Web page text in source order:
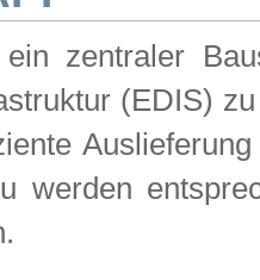
zentraler
(EDIS)
werden